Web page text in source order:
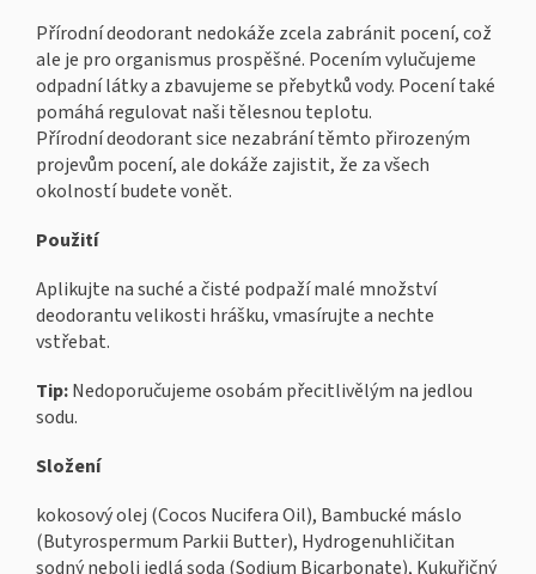
Přírodní deodorant nedokáže zcela zabránit pocení, což
ale je pro organismus prospěšné. Pocením vylučujeme
odpadní látky a zbavujeme se přebytků vody. Pocení také
pomáhá regulovat naši tělesnou teplotu.
Přírodní deodorant sice nezabrání těmto přirozeným
projevům pocení, ale dokáže zajistit, že za všech
okolností budete vonět.
Použití
Aplikujte na suché a čisté podpaží malé množství
deodorantu velikosti hrášku, vmasírujte a nechte
vstřebat.
Tip:Nedoporučujeme osobám přecitlivělým na jedlou
sodu.
Složení
kokosový olej (Cocos Nucifera Oil), Bambucké máslo
(Butyrospermum Parkii Butter), Hydrogenuhličitan
sodný neboli jedlá soda (Sodium Bicarbonate), Kukuřičný